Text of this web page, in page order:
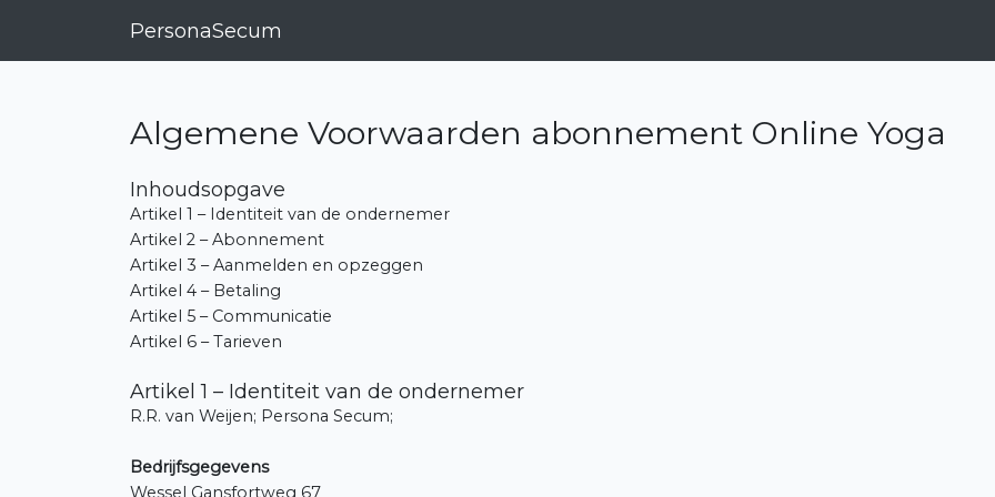
PersonaSecum
Algemene Voorwaarden abonnement Online Yoga
Inhoudsopgave
Artikel 1 – Identiteit van de ondernemer
Artikel 2 – Abonnement
Artikel 3 – Aanmelden en opzeggen
Artikel 4 – Betaling
Artikel 5 – Communicatie
Artikel 6 – Tarieven
Artikel 1 – Identiteit van de ondernemer
R.R. van Weijen; Persona Secum;
Bedrijfsgegevens
Wessel Gansfortweg 67